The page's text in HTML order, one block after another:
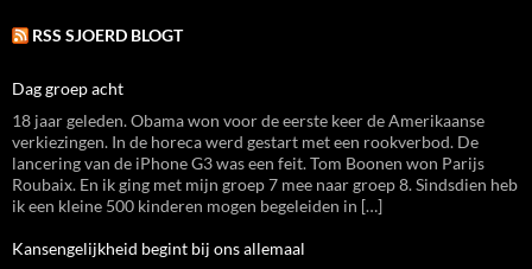
RSS SJOERD BLOGT
Dag groep acht
18 jaar geleden. Obama won voor de eerste keer de Amerikaanse
verkiezingen. In de horeca werd gestart met een rookverbod. De
lancering van de iPhone G3 was een feit. Tom Boonen won Parijs
Roubaix. En ik ging met mijn groep 7 mee naar groep 8. Sindsdien heb
ik een kleine 500 kinderen mogen begeleiden in […]
Kansengelijkheid begint bij ons allemaal